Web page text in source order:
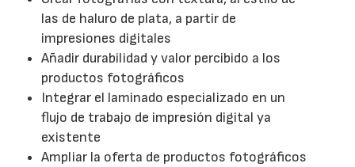
las de haluro de plata, a partir de
impresiones digitales
Añadir durabilidad y valor percibido a los
productos fotográficos
Integrar el laminado especializado en un
flujo de trabajo de impresión digital ya
existente
Ampliar la oferta de productos fotográficos